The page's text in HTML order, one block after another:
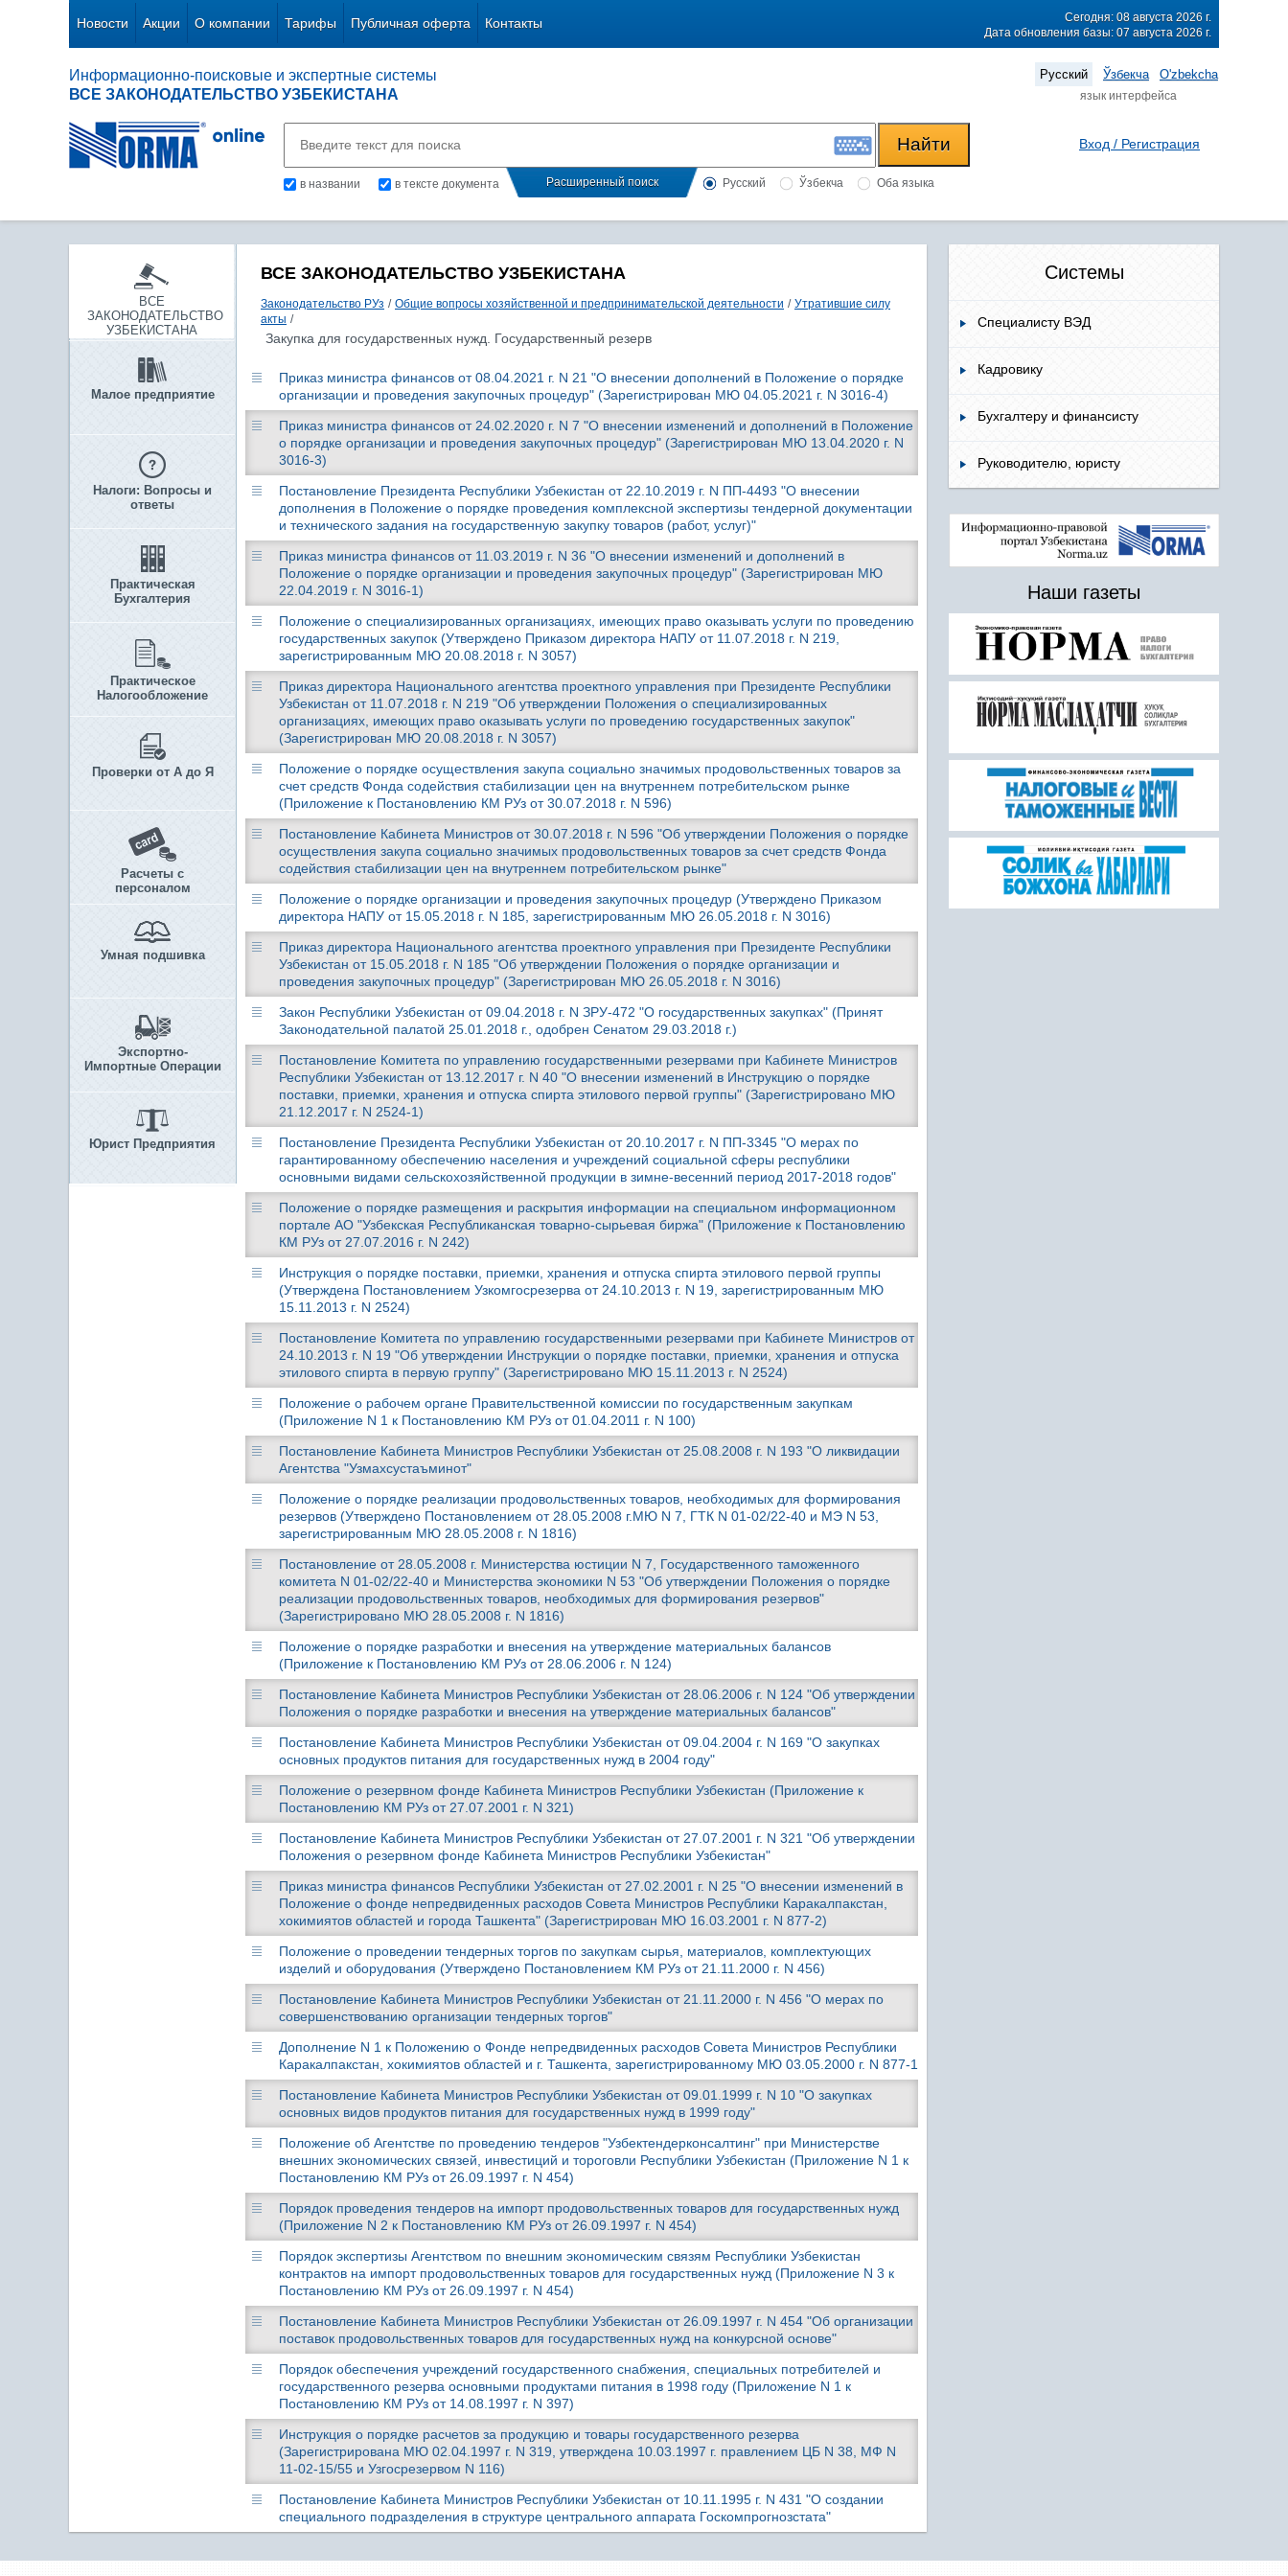
Новости Акции О компании Тарифы Публичная оферта Контакты
Сегодня: 08 августа 2026 г.
Дата обновления базы: 07 августа 2026 г.
Информационно-поисковые и экспертные системы
ВСЕ ЗАКОНОДАТЕЛЬСТВО УЗБЕКИСТАНА
Русский Ўзбекча O'zbekcha
язык интерфейса
в названии в тексте документа Расширенный поиск Русский Ўзбекча Оба языка
Вход / Регистрация
ВСЕ
ЗАКОНОДАТЕЛЬСТВО
УЗБЕКИСТАНА
Малое предприятие
Налоги: Вопросы и
ответы
Практическая
Бухгалтерия
Практическое
Налогообложение
Проверки от А до Я
Расчеты с
персоналом
Умная подшивка
Экспортно-
Импортные Операции
Юрист Предприятия
ВСЕ ЗАКОНОДАТЕЛЬСТВО УЗБЕКИСТАНА
Законодательство РУз / Общие вопросы хозяйственной и предпринимательской деятельности / Утратившие силу
акты /
Закупка для государственных нужд. Государственный резерв
Приказ министра финансов от 08.04.2021 г. N 21 "О внесении дополнений в Положение о порядке
организации и проведения закупочных процедур" (Зарегистрирован МЮ 04.05.2021 г. N 3016-4)
Приказ министра финансов от 24.02.2020 г. N 7 "О внесении изменений и дополнений в Положение
о порядке организации и проведения закупочных процедур" (Зарегистрирован МЮ 13.04.2020 г. N
3016-3)
Постановление Президента Республики Узбекистан от 22.10.2019 г. N ПП-4493 "О внесении
дополнения в Положение о порядке проведения комплексной экспертизы тендерной документации
и технического задания на государственную закупку товаров (работ, услуг)"
Приказ министра финансов от 11.03.2019 г. N 36 "О внесении изменений и дополнений в
Положение о порядке организации и проведения закупочных процедур" (Зарегистрирован МЮ
22.04.2019 г. N 3016-1)
Положение о специализированных организациях, имеющих право оказывать услуги по проведению
государственных закупок (Утверждено Приказом директора НАПУ от 11.07.2018 г. N 219,
зарегистрированным МЮ 20.08.2018 г. N 3057)
Приказ директора Национального агентства проектного управления при Президенте Республики
Узбекистан от 11.07.2018 г. N 219 "Об утверждении Положения о специализированных
организациях, имеющих право оказывать услуги по проведению государственных закупок"
(Зарегистрирован МЮ 20.08.2018 г. N 3057)
Положение о порядке осуществления закупа социально значимых продовольственных товаров за
счет средств Фонда содействия стабилизации цен на внутреннем потребительском рынке
(Приложение к Постановлению КМ РУз от 30.07.2018 г. N 596)
Постановление Кабинета Министров от 30.07.2018 г. N 596 "Об утверждении Положения о порядке
осуществления закупа социально значимых продовольственных товаров за счет средств Фонда
содействия стабилизации цен на внутреннем потребительском рынке"
Положение о порядке организации и проведения закупочных процедур (Утверждено Приказом
директора НАПУ от 15.05.2018 г. N 185, зарегистрированным МЮ 26.05.2018 г. N 3016)
Приказ директора Национального агентства проектного управления при Президенте Республики
Узбекистан от 15.05.2018 г. N 185 "Об утверждении Положения о порядке организации и
проведения закупочных процедур" (Зарегистрирован МЮ 26.05.2018 г. N 3016)
Закон Республики Узбекистан от 09.04.2018 г. N ЗРУ-472 "О государственных закупках" (Принят
Законодательной палатой 25.01.2018 г., одобрен Сенатом 29.03.2018 г.)
Постановление Комитета по управлению государственными резервами при Кабинете Министров
Республики Узбекистан от 13.12.2017 г. N 40 "О внесении изменений в Инструкцию о порядке
поставки, приемки, хранения и отпуска спирта этилового первой группы" (Зарегистрировано МЮ
21.12.2017 г. N 2524-1)
Постановление Президента Республики Узбекистан от 20.10.2017 г. N ПП-3345 "О мерах по
гарантированному обеспечению населения и учреждений социальной сферы республики
основными видами сельскохозяйственной продукции в зимне-весенний период 2017-2018 годов"
Положение о порядке размещения и раскрытия информации на специальном информационном
портале АО "Узбекская Республиканская товарно-сырьевая биржа" (Приложение к Постановлению
КМ РУз от 27.07.2016 г. N 242)
Инструкция о порядке поставки, приемки, хранения и отпуска спирта этилового первой группы
(Утверждена Постановлением Узкомгосрезерва от 24.10.2013 г. N 19, зарегистрированным МЮ
15.11.2013 г. N 2524)
Постановление Комитета по управлению государственными резервами при Кабинете Министров от
24.10.2013 г. N 19 "Об утверждении Инструкции о порядке поставки, приемки, хранения и отпуска
этилового спирта в первую группу" (Зарегистрировано МЮ 15.11.2013 г. N 2524)
Положение о рабочем органе Правительственной комиссии по государственным закупкам
(Приложение N 1 к Постановлению КМ РУз от 01.04.2011 г. N 100)
Постановление Кабинета Министров Республики Узбекистан от 25.08.2008 г. N 193 "О ликвидации
Агентства "Узмахсустаъминот"
Положение о порядке реализации продовольственных товаров, необходимых для формирования
резервов (Утверждено Постановлением от 28.05.2008 г.МЮ N 7, ГТК N 01-02/22-40 и МЭ N 53,
зарегистрированным МЮ 28.05.2008 г. N 1816)
Постановление от 28.05.2008 г. Министерства юстиции N 7, Государственного таможенного
комитета N 01-02/22-40 и Министерства экономики N 53 "Об утверждении Положения о порядке
реализации продовольственных товаров, необходимых для формирования резервов"
(Зарегистрировано МЮ 28.05.2008 г. N 1816)
Положение о порядке разработки и внесения на утверждение материальных балансов
(Приложение к Постановлению КМ РУз от 28.06.2006 г. N 124)
Постановление Кабинета Министров Республики Узбекистан от 28.06.2006 г. N 124 "Об утверждении
Положения о порядке разработки и внесения на утверждение материальных балансов"
Постановление Кабинета Министров Республики Узбекистан от 09.04.2004 г. N 169 "О закупках
основных продуктов питания для государственных нужд в 2004 году"
Положение о резервном фонде Кабинета Министров Республики Узбекистан (Приложение к
Постановлению КМ РУз от 27.07.2001 г. N 321)
Постановление Кабинета Министров Республики Узбекистан от 27.07.2001 г. N 321 "Об утверждении
Положения о резервном фонде Кабинета Министров Республики Узбекистан"
Приказ министра финансов Республики Узбекистан от 27.02.2001 г. N 25 "О внесении изменений в
Положение о фонде непредвиденных расходов Совета Министров Республики Каракалпакстан,
хокимиятов областей и города Ташкента" (Зарегистрирован МЮ 16.03.2001 г. N 877-2)
Положение о проведении тендерных торгов по закупкам сырья, материалов, комплектующих
изделий и оборудования (Утверждено Постановлением КМ РУз от 21.11.2000 г. N 456)
Постановление Кабинета Министров Республики Узбекистан от 21.11.2000 г. N 456 "О мерах по
совершенствованию организации тендерных торгов"
Дополнение N 1 к Положению о Фонде непредвиденных расходов Совета Министров Республики
Каракалпакстан, хокимиятов областей и г. Ташкента, зарегистрированному МЮ 03.05.2000 г. N 877-1
Постановление Кабинета Министров Республики Узбекистан от 09.01.1999 г. N 10 "О закупках
основных видов продуктов питания для государственных нужд в 1999 году"
Положение об Агентстве по проведению тендеров "Узбектендерконсалтинг" при Министерстве
внешних экономических связей, инвестиций и тороговли Республики Узбекистан (Приложение N 1 к
Постановлению КМ РУз от 26.09.1997 г. N 454)
Порядок проведения тендеров на импорт продовольственных товаров для государственных нужд
(Приложение N 2 к Постановлению КМ РУз от 26.09.1997 г. N 454)
Порядок экспертизы Агентством по внешним экономическим связям Республики Узбекистан
контрактов на импорт продовольственных товаров для государственных нужд (Приложение N 3 к
Постановлению КМ РУз от 26.09.1997 г. N 454)
Постановление Кабинета Министров Республики Узбекистан от 26.09.1997 г. N 454 "Об организации
поставок продовольственных товаров для государственных нужд на конкурсной основе"
Порядок обеспечения учреждений государственного снабжения, специальных потребителей и
государственного резерва основными продуктами питания в 1998 году (Приложение N 1 к
Постановлению КМ РУз от 14.08.1997 г. N 397)
Инструкция о порядке расчетов за продукцию и товары государственного резерва
(Зарегистрирована МЮ 02.04.1997 г. N 319, утверждена 10.03.1997 г. правлением ЦБ N 38, МФ N
11-02-15/55 и Узгосрезервом N 116)
Постановление Кабинета Министров Республики Узбекистан от 10.11.1995 г. N 431 "О создании
специального подразделения в структуре центрального аппарата Госкомпрогнозстата"
Системы
Специалисту ВЭД
Кадровику
Бухгалтеру и финансисту
Руководителю, юристу
Наши газеты